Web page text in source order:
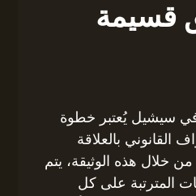
قسيمة
سيشيل يُعتبر خطوة
القانوني بالعلاقة
خلال هذه الوثيقة، يتم
المترتبة على كل